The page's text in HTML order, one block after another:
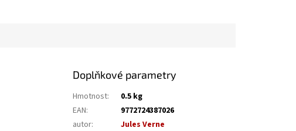
Doplňkové parametry
Hmotnost:
0.5 kg
EAN:
9772724387026
autor:
Jules Verne